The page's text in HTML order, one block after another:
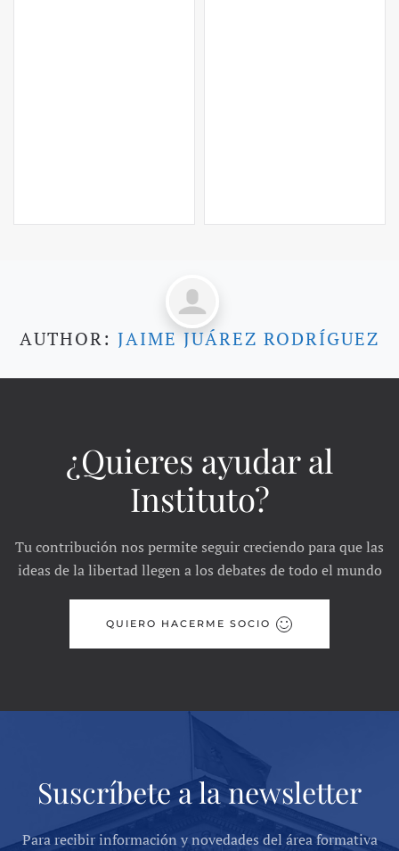
AUTHOR: JAIME JUÁREZ RODRÍGUEZ
¿Quieres ayudar al
Instituto?
Tu contribución nos permite seguir creciendo para que las
ideas de la libertad llegen a los debates de todo el mundo
QUIERO HACERME SOCIO
Suscríbete a la newsletter
Para recibir información y novedades del área formativa